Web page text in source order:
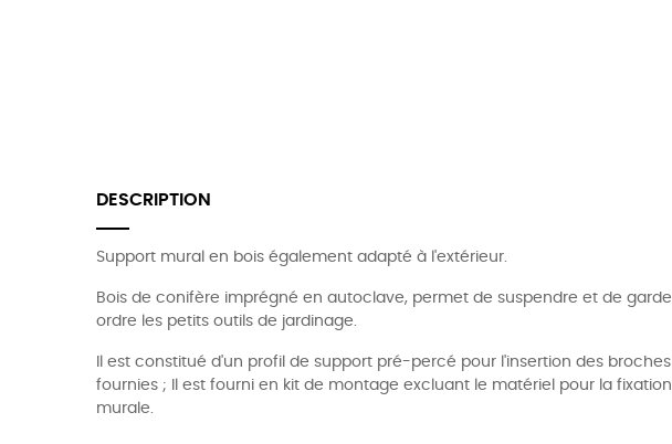
DESCRIPTION
Support mural en bois également adapté à l'extérieur.
Bois de conifère imprégné en autoclave, permet de suspendre et de
ordre les petits outils de jardinage.
Il est constitué d'un profil de support pré-percé pour l'insertion des broches
fournies ; Il est fourni en kit de montage excluant le matériel pour la fixation
murale.